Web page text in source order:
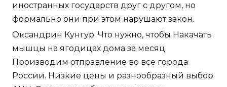
иностранных государств друг с другом, но
формально они при этом нарушают закон.
Оксандрин Кунгур. Что нужно, чтобы Накачать
мышцы на ягодицах дома за месяц.
Производим отправление во все города
России. Низкие цены и разнообразный выбор